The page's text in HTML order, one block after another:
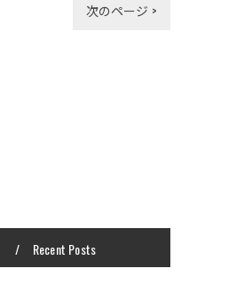
次のページ >
Recent Posts